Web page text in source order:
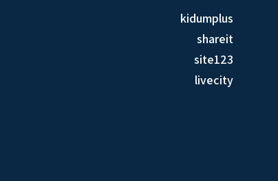
kidumplus
shareit
site123
livecity